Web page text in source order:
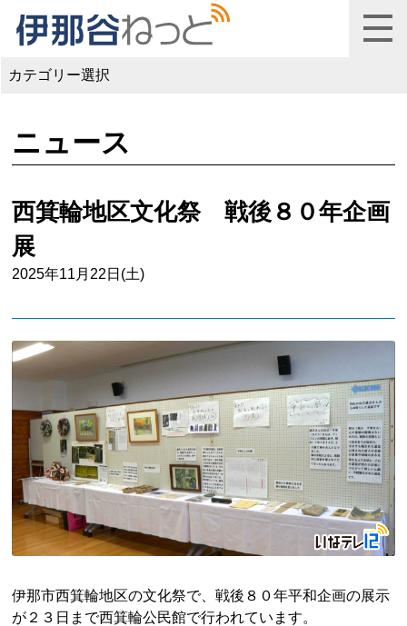
カテゴリー選択
ニュース
西箕輪地区文化祭 戦後８０年企画
展
2025年11月22日(土)
伊那市西箕輪地区の文化祭で、戦後８０年平和企画の展示
が２３日まで西箕輪公民館で行われています。